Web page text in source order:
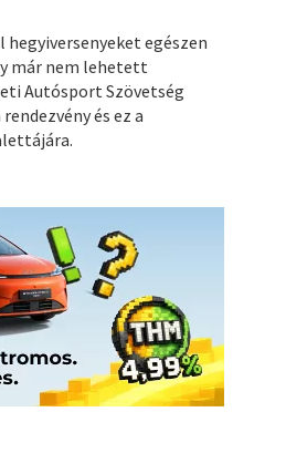
egészen
már nem lehetett
Autósport Szövetség
és ez a